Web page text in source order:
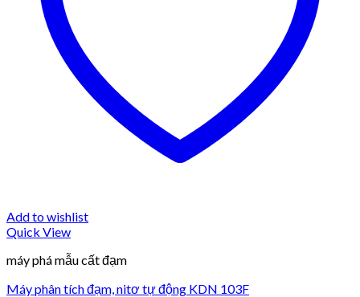
Add to wishlist
Quick View
máy phá mẫu cất đạm
Máy phân tích đạm, nitơ tự động KDN 103F